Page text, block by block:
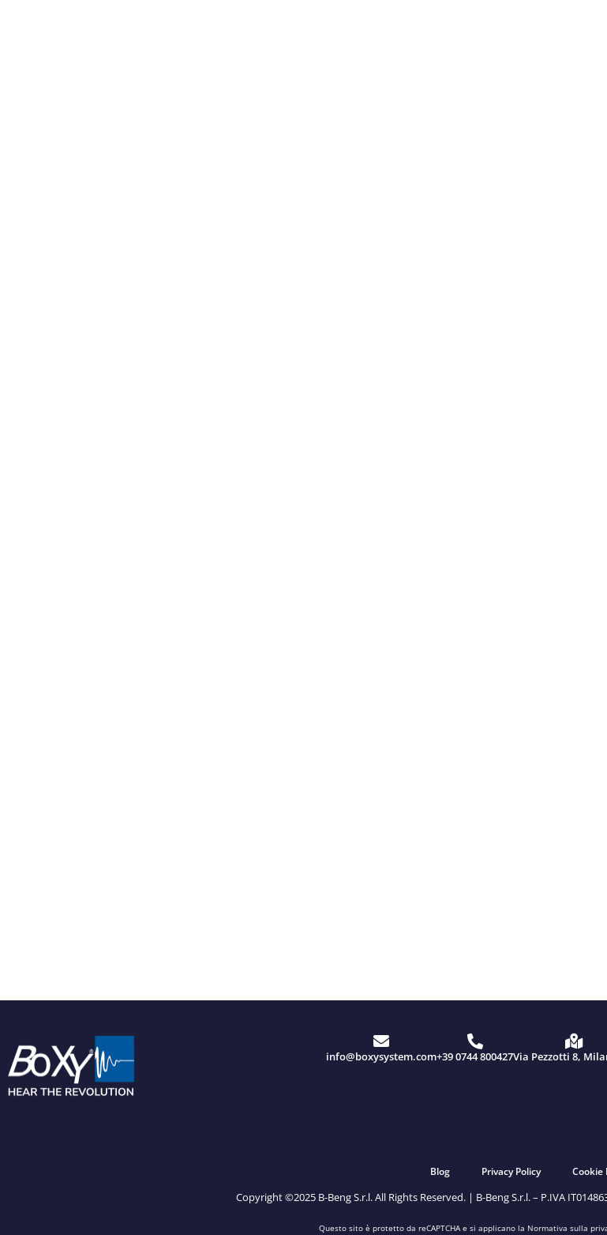
info@boxysystem.com+39 0744 800427Via Pezzotti 8,
Blog Privacy Policy Cookie
Copyright ©2025 B-Beng S.r.l. All Rights Reserved. | B-Beng S.r.l. – P.IVA
Questo sito è protetto da reCAPTCHA e si applicano la Normativa sulla